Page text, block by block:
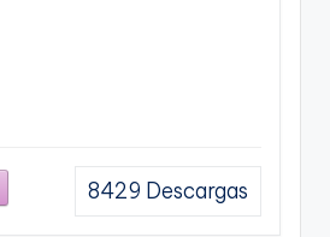
8429 Descargas